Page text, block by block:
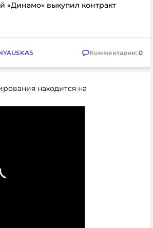
«Динамо» выкупил контракт
Комментарии: 0
находится на